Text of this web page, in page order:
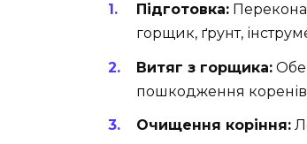
Підготовка:
горщик, ґрунт,
Витяг з горщика:
пошкодження
Очищення коріння: